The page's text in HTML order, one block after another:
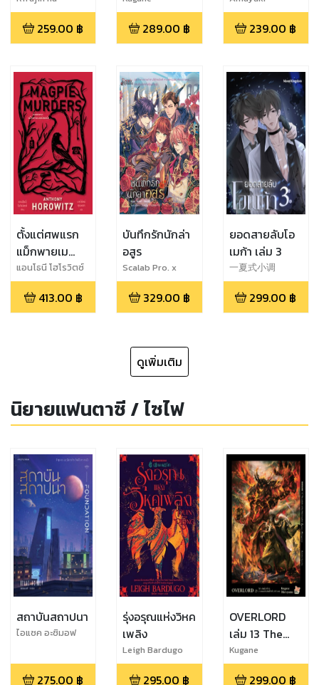
Magonote
259.00 ฿
นักรบดำ
Maruyama
289.00 ฿
เดียวจบ)
KORIMONO
239.00 ฿
ตั้งแต่ศพแรก
แม็กพายเม
อร์เดอร์ส
แอนโธนี โฮโรวิตซ์
413.00 ฿
บันทึกรักนักล่า
อสูร
Scalab Pro. x
Bunthat
329.00 ฿
ยอดสายลับโอ
เมก้า เล่ม 3
一夏式小调
299.00 ฿
ดูเพิ่มเติม
นิยายแฟนตาซี / ไซไฟ
สถาบันสถาปนา
ไอแซค อะซิมอฟ
275.00 ฿
รุ่งอรุณแห่งวิหค
เพลิง
Leigh Bardugo
295.00 ฿
OVERLORD
เล่ม 13 The
Paladin of
the Holy
Kugane
Maruyama
299.00 ฿